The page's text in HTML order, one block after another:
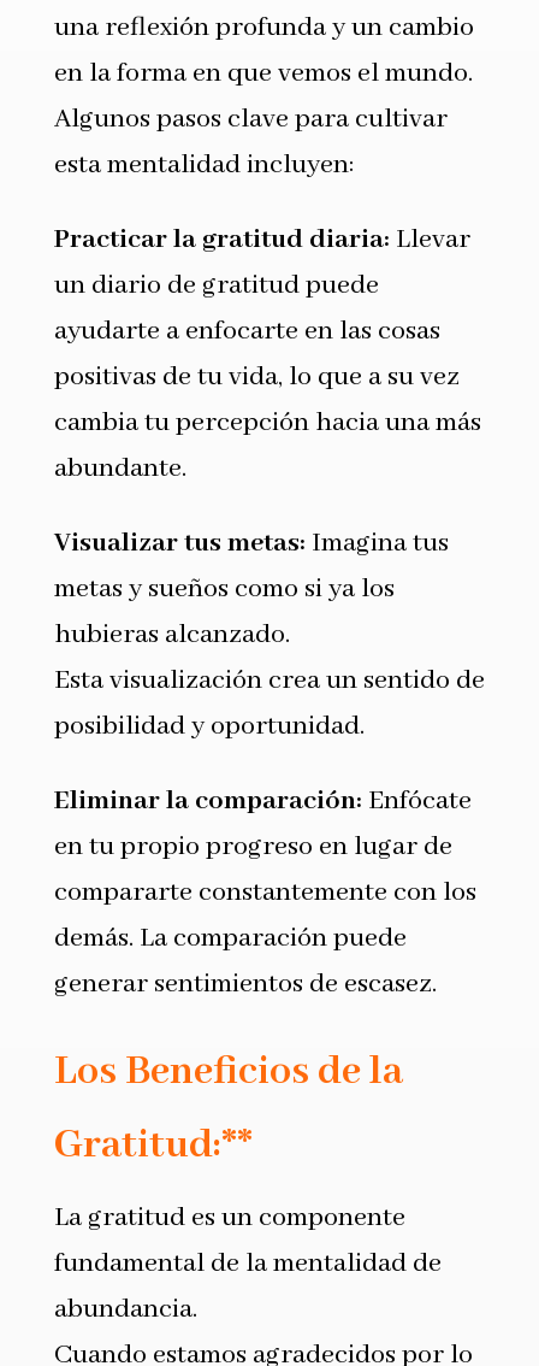
una reflexión profunda y un cambio
en la forma en que vemos el mundo.
Algunos pasos clave para cultivar
esta mentalidad incluyen:
Practicar la gratitud diaria: Llevar
un diario de gratitud puede
ayudarte a enfocarte en las cosas
positivas de tu vida, lo que a su vez
cambia tu percepción hacia una más
abundante.
Visualizar tus metas: Imagina tus
metas y sueños como si ya los
hubieras alcanzado.
Esta visualización crea un sentido de
posibilidad y oportunidad.
Eliminar la comparación: Enfócate
en tu propio progreso en lugar de
compararte constantemente con los
demás. La comparación puede
generar sentimientos de escasez.
Los Beneficios de la
Gratitud:**
La gratitud es un componente
fundamental de la mentalidad de
abundancia.
Cuando estamos agradecidos por lo